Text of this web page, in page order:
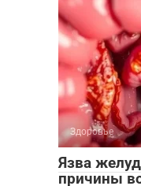
Здоровье
Язва
причины